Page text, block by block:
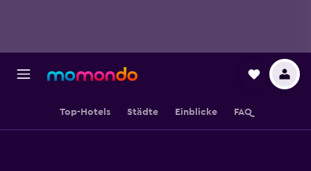
Top-Hotels Städte Einblicke FAQ